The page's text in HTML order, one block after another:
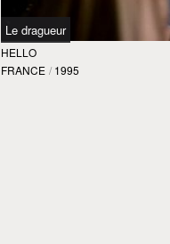
Le dragueur
HELLO
FRANCE / 1995